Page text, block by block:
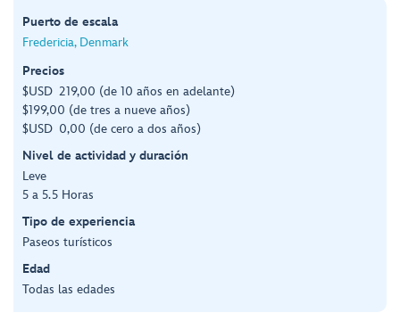
Puerto de escala
Fredericia, Denmark
Precios
$USD 219,00 (de 10 años en adelante)
$199,00 (de tres a nueve años)
$USD 0,00 (de cero a dos años)
Nivel de actividad y duración
Leve
5 a 5.5 Horas
Tipo de experiencia
Paseos turísticos
Edad
Todas las edades